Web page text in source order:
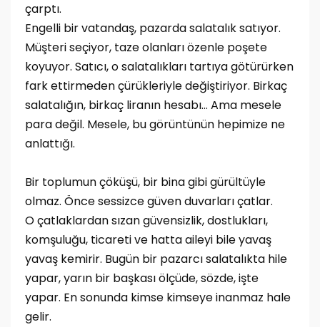
çarptı.
Engelli bir vatandaş, pazarda salatalık satıyor.
Müşteri seçiyor, taze olanları özenle poşete
koyuyor. Satıcı, o salatalıkları tartıya götürürken
fark ettirmeden çürükleriyle değiştiriyor. Birkaç
salatalığın, birkaç liranın hesabı… Ama mesele
para değil. Mesele, bu görüntünün hepimize ne
anlattığı.
Bir toplumun çöküşü, bir bina gibi gürültüyle
olmaz. Önce sessizce güven duvarları çatlar.
O çatlaklardan sızan güvensizlik, dostlukları,
komşuluğu, ticareti ve hatta aileyi bile yavaş
yavaş kemirir. Bugün bir pazarcı salatalıkta hile
yapar, yarın bir başkası ölçüde, sözde, işte
yapar. En sonunda kimse kimseye inanmaz hale
gelir.